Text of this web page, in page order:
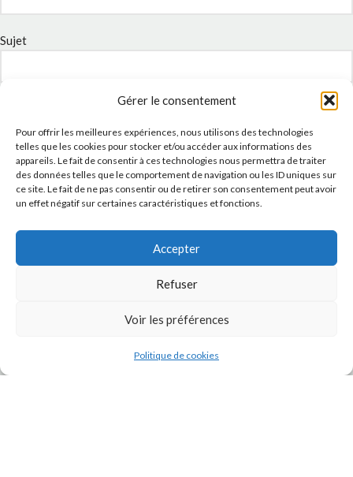
Gérer le consentement
Pour offrir les meilleures expériences, nous utilisons des technologies
telles que les cookies pour stocker et/ou accéder aux informations des
appareils. Le fait de consentir à ces technologies nous permettra de traiter
des données telles que le comportement de navigation ou les ID uniques sur
ce site. Le fait de ne pas consentir ou de retirer son consentement peut avoir
un effet négatif sur certaines caractéristiques et fonctions.
Accepter
Refuser
Voir les préférences
Politique de cookies
Sujet
Politique de confidentialité